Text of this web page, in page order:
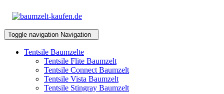
Toggle navigation Navigation
Tentsile Baumzelte
Tentsile Flite Baumzelt
Tentsile Connect Baumzelt
Tentsile Vista Baumzelt
Tentsile Stingray Baumzelt